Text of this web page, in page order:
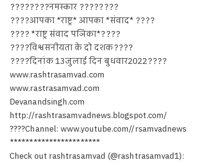
????????नमस्कार ????????
????आपका *राष्ट्र* आपका *संवाद* ????
???? *राष्ट्र संवाद पञिका*????
????विश्वसनीयता के दो दशक????
????दिनांक 13जुलाई दिन बुधवार2022????
www.rashtrasamvad.com
www.rastrasamvad.com
Devanandsingh.com
http://rashtrasamvadnews.blogspot.com/
????Channel: www.youtube.com//rsamvadnews
***********************
Check out rashtrasamvad (@rashtrasamvad1):